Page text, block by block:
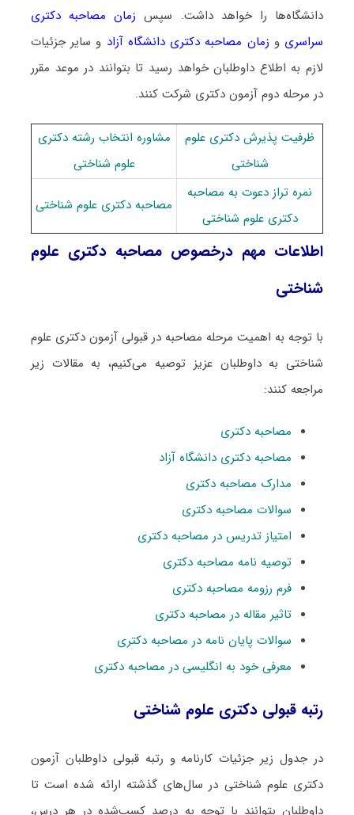
دانشگاه‌ها را خواهد داشت. سپس زمان مصاحبه دکتری
سراسری و زمان مصاحبه دکتری دانشگاه آزاد و سایر جزئیات
لازم به اطلاع داوطلبان خواهد رسید تا بتوانند در موعد مقرر
در مرحله دوم آزمون دکتری شرکت کنند.
ظرفیت پذیرش دکتری علوم
شناختی
مشاوره انتخاب رشته دکتری
علوم شناختی
نمره تراز دعوت به مصاحبه
دکتری علوم شناختی
مصاحبه دکتری علوم شناختی
اطلاعات مهم درخصوص مصاحبه دکتری علوم
شناختی
با توجه به اهمیت مرحله مصاحبه در قبولی آزمون دکتری علوم
شناختی به داوطلبان عزیز توصیه می‌کنیم، به مقالات زیر
مراجعه کنند:
مصاحبه دکتری
مصاحبه دکتری دانشگاه آزاد
مدارک مصاحبه دکتری
سوالات مصاحبه دکتری
امتیاز تدریس در مصاحبه دکتری
توصیه نامه مصاحبه دکتری
فرم رزومه مصاحبه دکتری
تاثیر مقاله در مصاحبه دکتری
سوالات پایان نامه در مصاحبه دکتری
معرفی خود به انگلیسی در مصاحبه دکتری
رتبه قبولی دکتری علوم شناختی
در جدول زیر جزئیات کارنامه و رتبه قبولی داوطلبان آزمون
دکتری علوم شناختی در سال‌های گذشته ارائه شده است تا
داوطلبان بتوانند با توجه به درصد کسب‌شده در هر درس،